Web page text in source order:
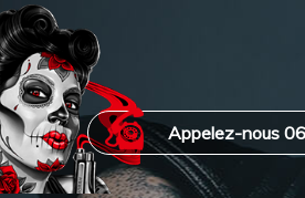
Appelez-nous